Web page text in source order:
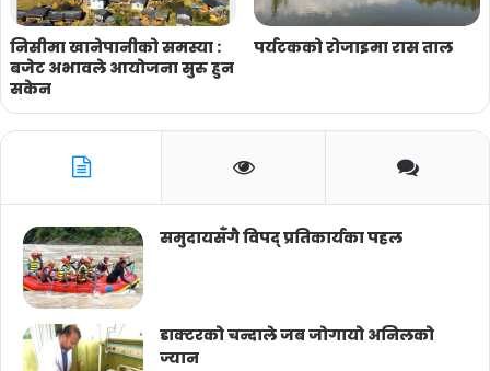
निसीमा खानेपानीको समस्या :
बजेट अभावले आयोजना सुरु हुन
सकेन
पर्यटकको रोजाइमा रास ताल
समुदायसँगै विपद् प्रतिकार्यका पहल
डाक्टरको चन्दाले जब जोगायो अनिलको
ज्यान